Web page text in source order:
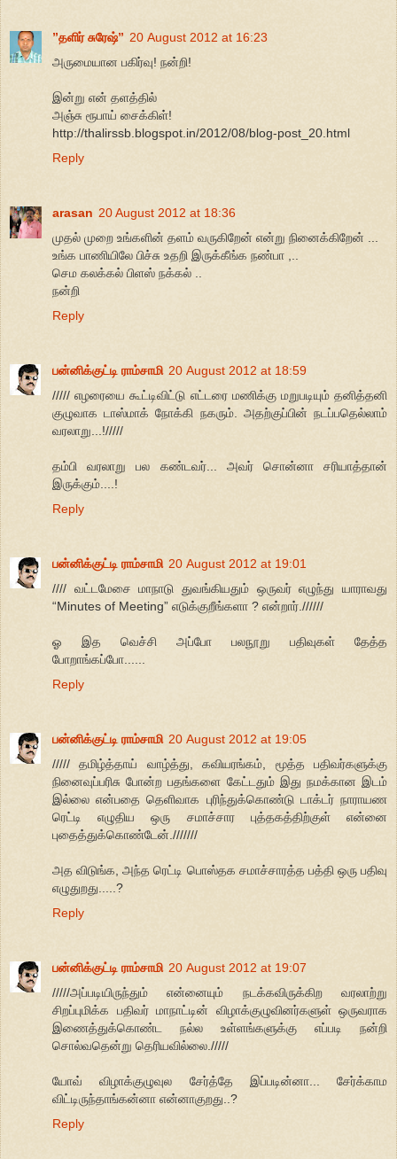
”தளிர் சுரேஷ்” 20 August 2012 at 16:23
அருமையான பகிர்வு! நன்றி!
இன்று என் தளத்தில்
அஞ்சு ரூபாய் சைக்கிள்!
http://thalirssb.blogspot.in/2012/08/blog-post_20.html
Reply
arasan 20 August 2012 at 18:36
முதல் முறை உங்களின் தளம் வருகிறேன் என்று நினைக்கிறேன் ...
உங்க பாணியிலே பிச்சு உதறி இருக்கீங்க நண்பா ,..
செம கலக்கல் பிளஸ் நக்கல் ..
நன்றி
Reply
பன்னிக்குட்டி ராம்சாமி 20 August 2012 at 18:59
///// எழரையை கூட்டிவிட்டு எட்டரை மணிக்கு மறுபடியும் தனித்தனி
குழுவாக டாஸ்மாக் நோக்கி நகரும். அதற்குப்பின் நடப்பதெல்லாம்
வரலாறு...!/////
தம்பி வரலாறு பல கண்டவர்... அவர் சொன்னா சரியாத்தான்
இருக்கும்....!
Reply
பன்னிக்குட்டி ராம்சாமி 20 August 2012 at 19:01
//// வட்டமேசை மாநாடு துவங்கியதும் ஒருவர் எழுந்து யாராவது
“Minutes of Meeting” எடுக்குறீங்களா ? என்றார்.//////
ஓ இத வெச்சி அப்போ பலநூறு பதிவுகள் தேத்த
போறாங்கப்போ......
Reply
பன்னிக்குட்டி ராம்சாமி 20 August 2012 at 19:05
///// தமிழ்த்தாய் வாழ்த்து, கவியரங்கம், மூத்த பதிவர்களுக்கு
நினைவுப்பரிசு போன்ற பதங்களை கேட்டதும் இது நமக்கான இடம்
இல்லை என்பதை தெளிவாக புரிந்துக்கொண்டு டாக்டர் நாராயண
ரெட்டி எழுதிய ஒரு சமாச்சார புத்தகத்திற்குள் என்னை
புதைத்துக்கொண்டேன்.///////
அத விடுங்க, அந்த ரெட்டி பொஸ்தக சமாச்சாரத்த பத்தி ஒரு பதிவு
எழுதுறது.....?
Reply
பன்னிக்குட்டி ராம்சாமி 20 August 2012 at 19:07
/////அப்படியிருந்தும் என்னையும் நடக்கவிருக்கிற வரலாற்று
சிறப்புமிக்க பதிவர் மாநாட்டின் விழாக்குழுவினர்களுள் ஒருவராக
இணைத்துக்கொண்ட நல்ல உள்ளங்களுக்கு எப்படி நன்றி
சொல்வதென்று தெரியவில்லை./////
யோவ் விழாக்குழுவுல சேர்த்தே இப்படின்னா... சேர்க்காம
விட்டிருந்தாங்கன்னா என்னாகுறது..?
Reply